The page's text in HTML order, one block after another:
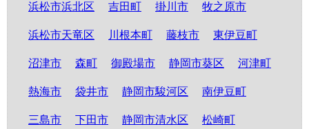
浜松市浜北区 吉田町 掛川市 牧之原市
浜松市天竜区 川根本町 藤枝市 東伊豆町
沼津市 森町 御殿場市 静岡市葵区 河津町
熱海市 袋井市 静岡市駿河区 南伊豆町
三島市 下田市 静岡市清水区 松崎町